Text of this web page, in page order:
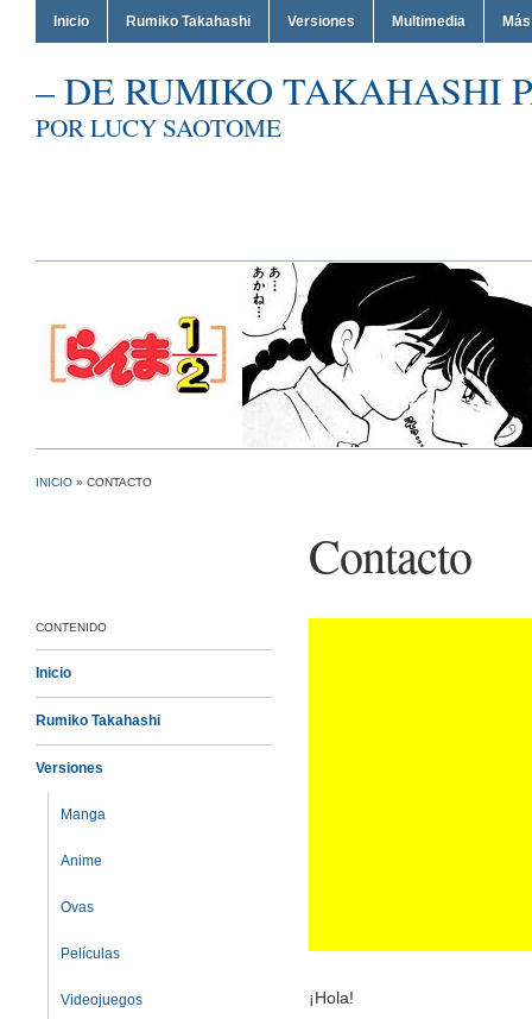
Inicio Rumiko Takahashi Versiones Multimedia
– DE RUMIKO TAKAHASHI
POR LUCY SAOTOME
INICIO » CONTACTO
Contacto
CONTENIDO
Inicio
Rumiko Takahashi
Versiones
Manga
Anime
Ovas
Películas
Videojuegos
¡Hola!